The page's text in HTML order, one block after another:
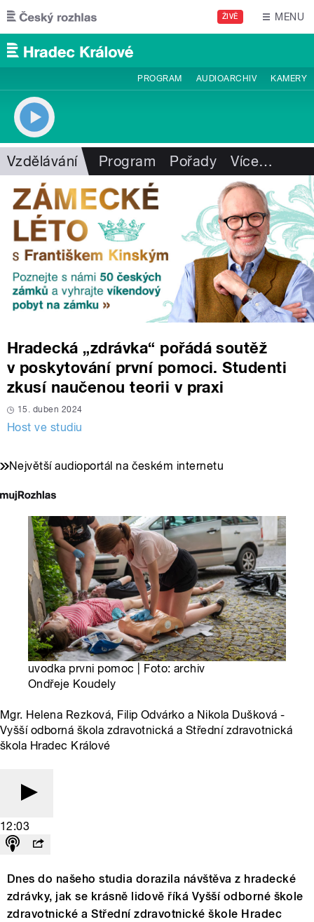
Přejít k hlavnímu obsahu
ŽIVĚ MENU
PROGRAM AUDIOARCHIV KAMERY
Vzdělávání Program Pořady Více…
Hradecká „zdrávka“ pořádá soutěž
v poskytování první pomoci. Studenti
zkusí naučenou teorii v praxi
15. duben 2024
Host ve studiu
Největší audioportál na českém internetu
uvodka prvni pomoc | Foto: archiv
Ondřeje Koudely
Mgr. Helena Rezková, Filip Odvárko a Nikola Dušková -
Vyšší odborná škola zdravotnická a Střední zdravotnická
škola Hradec Králové
12:03
Dnes do našeho studia dorazila návštěva z hradecké
zdrávky, jak se krásně lidově říká Vyšší odborné škole
zdravotnické a Střední zdravotnické škole Hradec